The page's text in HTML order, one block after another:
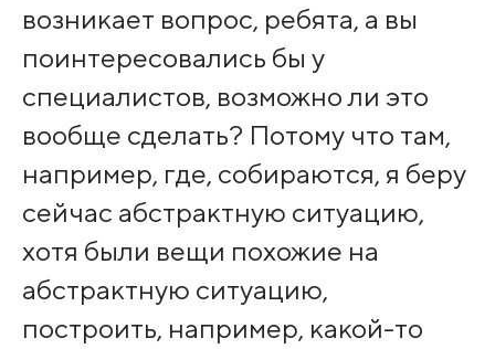
возникает вопрос, ребята, а вы
поинтересовались бы у
специалистов, возможно ли это
вообще сделать? Потому что там,
например, где, собираются, я беру
сейчас абстрактную ситуацию,
хотя были вещи похожие на
абстрактную ситуацию,
построить, например, какой-то